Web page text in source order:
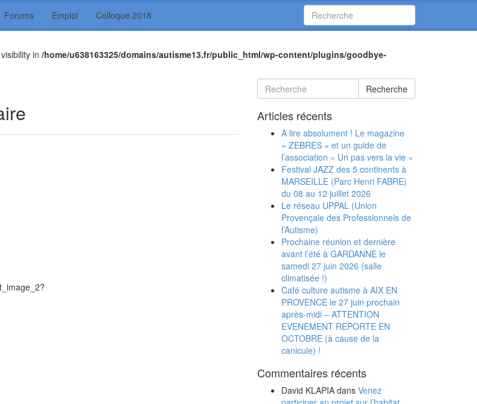
in /home/u638163325/domains/autisme13.fr/public_html/wp-content/plugins/goodbye-
Forums Emploi Colloque 2018
Recherche
Articles récents
A lire absolument ! Le magazine
« ZEBRES » et un guide de
l’association « Un pas vers la vie »
Festival JAZZ des 5 continents à
MARSEILLE (Parc Henri FABRE)
du 08 au 12 juillet 2026
Le réseau UPPAL (Union
Provençale des Professionnels de
l’Autisme)
Prochaine réunion et dernière
avant l’été à GARDANNE le
samedi 27 juin 2026 (salle
climatisée !)
Café culture autisme à AIX EN
PROVENCE le 27 juin prochain
après-midi – ATTENTION
EVENEMENT REPORTE EN
OCTOBRE (à cause de la
canicule) !
Commentaires récents
David KLAPIAdans Venez